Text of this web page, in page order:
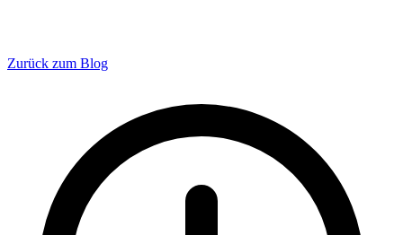
Zurück zum Blog